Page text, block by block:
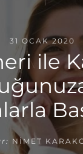
31 OCAK 2020
ile
NIMET